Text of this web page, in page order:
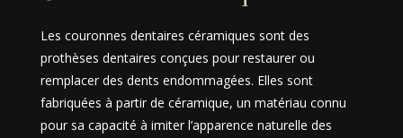
Les couronnes dentaires céramiques sont des
prothèses dentaires conçues pour restaurer ou
remplacer des dents endommagées. Elles sont
fabriquées à partir de céramique, un matériau connu
pour sa capacité à imiter l’apparence naturelle des